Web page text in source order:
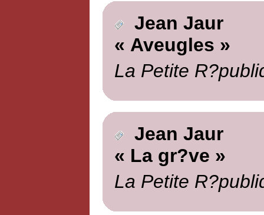
Jean Jaur
« Aveugles »
La Petite
Jean Jaur
« La gr?ve »
La Petite